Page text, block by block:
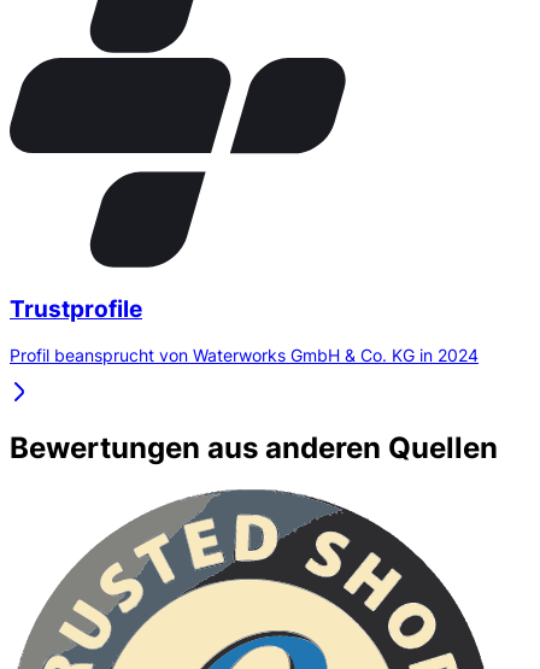
Trustprofile
Profil beansprucht von Waterworks GmbH & Co. KG in 2024
Bewertungen aus anderen Quellen